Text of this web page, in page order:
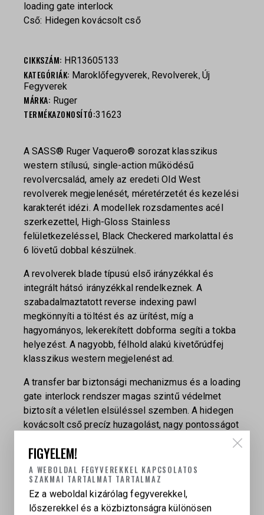
loading gate interlock
Cső: Hidegen kovácsolt cső
CIKKSZÁM: HR13605133
KATEGÓRIÁK: Maroklőfegyverek, Revolverek, Új
Fegyverek
MÁRKA: Ruger
TERMÉKAZONOSÍTÓ:31623
A SASS® Ruger Vaquero® sorozat klasszikus
western stílusú, single-action működésű
revolvercsalád, amely az eredeti Old West
revolverek megjelenését, méretérzetét és kezelési
karakterét idézi. A modellek rozsdamentes acél
szerkezettel, High-Gloss Stainless
felületkezeléssel, Black Checkered markolattal és
6 lövetű dobbal készülnek.
A revolverek blade típusú első irányzékkal és
integrált hátsó irányzékkal rendelkeznek. A
szabadalmaztatott reverse indexing pawl
megkönnyíti a töltést és az ürítést, míg a
hagyományos, lekerekített dobforma segíti a tokba
helyezést. A nagyobb, félhold alakú kivetőrúdfej
klasszikus western megjelenést ad.
A transfer bar biztonsági mechanizmus és a loading
gate interlock rendszer magas szintű védelmet
biztosít a véletlen elsüléssel szemben. A hidegen
kovácsolt cső precíz huzagolást, nagy pontosságot
A SASS® kivitel Montado-style hammer kakassal,
fekete recézett markolattal és SASS® logóval
készül. A modellek SASS előtaggal ellátott,
egymást követő sorozatszámokkal,
FIGYELEM!
A WEBOLDAL FEGYVEREKKEL KAPCSOLATOS
SZAKMAI TARTALMAT TARTALMAZ
Ez a weboldal kizárólag fegyverekkel,
lőszerekkel és a közbiztonságra különösen